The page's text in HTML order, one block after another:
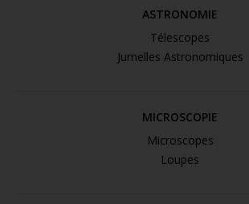
ASTRONOMIE
Télescopes
Jumelles Astronomiques
MICROSCOPIE
Microscopes
Loupes